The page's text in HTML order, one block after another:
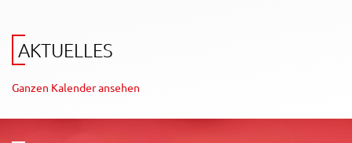
AKTUELLES
Ganzen Kalender ansehen